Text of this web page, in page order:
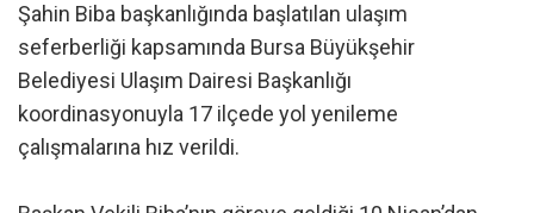
Şahin Biba başkanlığında başlatılan ulaşım
seferberliği kapsamında Bursa Büyükşehir
Belediyesi Ulaşım Dairesi Başkanlığı
koordinasyonuyla 17 ilçede yol yenileme
çalışmalarına hız verildi.